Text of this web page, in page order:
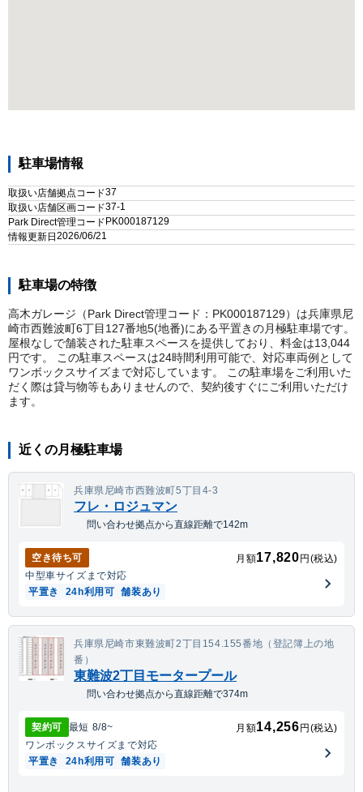
駐車場情報
取扱い店舗拠点コード37
取扱い店舗区画コード37-1
Park Direct管理コード PK000187129
情報更新日 2026/06/21
駐車場の特徴
高木ガレージ（Park Direct管理コード：PK000187129）は兵庫県尼
崎市西難波町6丁目127番地5(地番)にある平置きの月極駐車場です。
屋根なしで舗装された駐車スペースを提供しており、料金は13,044
円です。 この駐車スペースは24時間利用可能で、対応車両例として
ワンボックスサイズまで対応しています。 この駐車場をご利用いた
だく際は貸与物等もありませんので、契約後すぐにご利用いただけ
ます。
近くの月極駐車場
兵庫県尼崎市西難波町5丁目4-3
フレ・ロジュマン
問い合わせ拠点から直線距離で142m
空き待ち可 月額17,820 円(税込)
中型車サイズまで対応
平置き
24h利用可 舗装あり
兵庫県尼崎市東難波町2丁目154.155番地（登記簿上の地
番）
東難波2丁目モータープール
問い合わせ拠点から直線距離で374m
契約可 最短 8/8~ 月額14,256 円(税込)
ワンボックスサイズまで対応
平置き
24h利用可 舗装あり